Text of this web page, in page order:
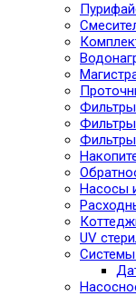
Насосы
UV